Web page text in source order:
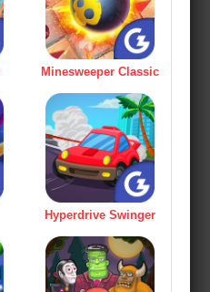
Minesweeper Classic
Hyperdrive Swinger